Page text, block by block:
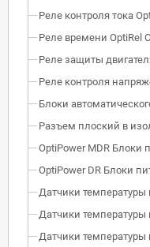
Реле контроля тока
Реле времени OptiRel
Реле защиты
Реле контроля
Блоки
Разъем плоский в
OptiPower MDR Блоки
OptiPower DR Блоки
Датчики
Датчики
Датчики